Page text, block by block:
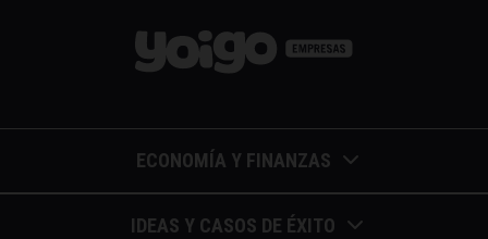
ECONOMÍA Y FINANZAS
Barómetros de sueldosIDEAS Y CASOS DE ÉXITO